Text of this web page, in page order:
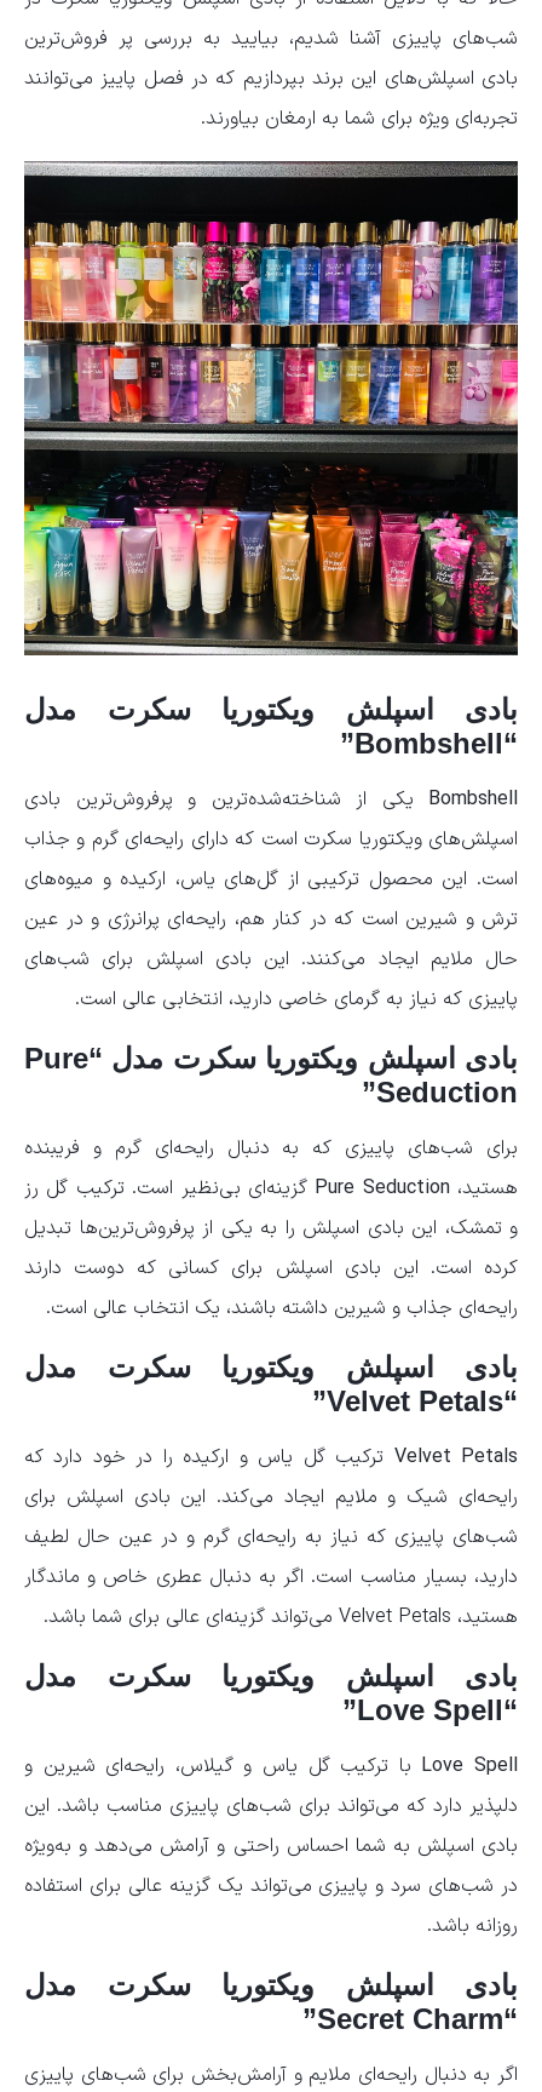
شب‌های پاییزی آشنا شدیم، بیایید به بررسی پر فروش‌ترین
بادی اسپلش‌های این برند بپردازیم که در فصل پاییز می‌توانند
تجربه‌ای ویژه برای شما به ارمغان بیاورند.
بادی اسپلش ویکتوریا سکرت مدل
“Bombshell”
Bombshell یکی از شناخته‌شده‌ترین و پرفروش‌ترین بادی
اسپلش‌های ویکتوریا سکرت است که دارای رایحه‌ای گرم و جذاب
است. این محصول ترکیبی از گل‌های یاس، ارکیده و میوه‌های
ترش و شیرین است که در کنار هم، رایحه‌ای پرانرژی و در عین
حال ملایم ایجاد می‌کنند. این بادی اسپلش برای شب‌های
پاییزی که نیاز به گرمای خاصی دارید، انتخابی عالی است.
بادی اسپلش ویکتوریا سکرت مدل “Pure
Seduction”
برای شب‌های پاییزی که به دنبال رایحه‌ای گرم و فریبنده
هستید،Pure Seduction گزینه‌ای بی‌نظیر است. ترکیب گل رز
و تمشک، این بادی اسپلش را به یکی از پرفروش‌ترین‌ها تبدیل
کرده است. این بادی اسپلش برای کسانی که دوست دارند
رایحه‌ای جذاب و شیرین داشته باشند، یک انتخاب عالی است.
بادی اسپلش ویکتوریا سکرت مدل
“Velvet Petals”
Velvet Petals ترکیب گل یاس و ارکیده را در خود دارد که
رایحه‌ای شیک و ملایم ایجاد می‌کند. این بادی اسپلش برای
شب‌های پاییزی که نیاز به رایحه‌ای گرم و در عین حال لطیف
دارید، بسیار مناسب است. اگر به دنبال عطری خاص و ماندگار
هستید، Velvet Petals می‌تواند گزینه‌ای عالی برای شما باشد.
بادی اسپلش ویکتوریا سکرت مدل
“Love Spell”
Love Spell با ترکیب گل یاس و گیلاس، رایحه‌ای شیرین و
دلپذیر دارد که می‌تواند برای شب‌های پاییزی مناسب باشد. این
بادی اسپلش به شما احساس راحتی و آرامش می‌دهد و به‌ویژه
در شب‌های سرد و پاییزی می‌تواند یک گزینه عالی برای استفاده
روزانه باشد.
بادی اسپلش ویکتوریا سکرت مدل
“Secret Charm”
اگر به دنبال رایحه‌ای ملایم و آرامش‌بخش برای شب‌های پاییزی